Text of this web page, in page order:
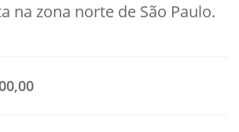
na zona norte de São Paulo.